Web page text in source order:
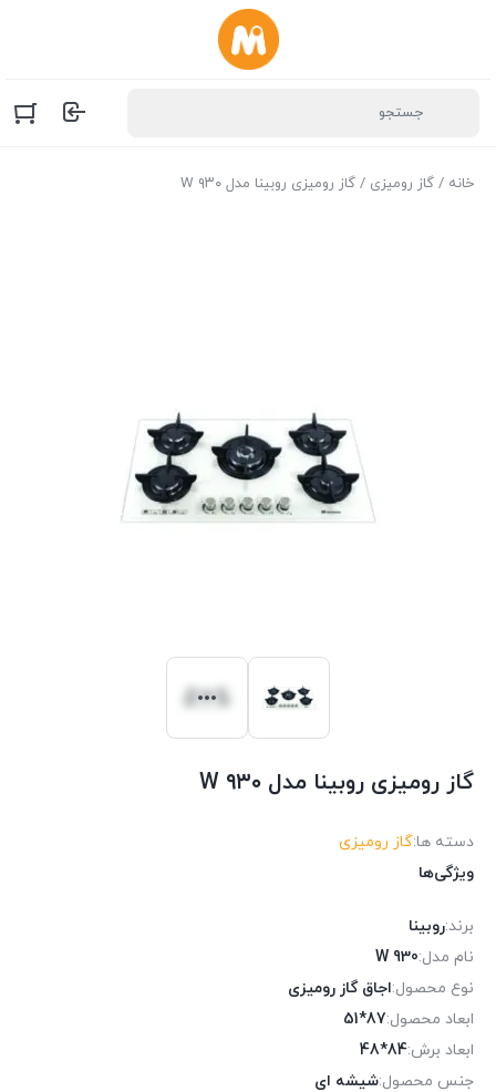
خانه / گاز رومیزی / گاز رومیزی روبینا مدل ۹۳۰ W
گاز رومیزی روبینا مدل ۹۳۰ W
دسته ها:گاز رومیزی
ویژگی‌ها
برند:روبینا
نام مدل:930 W
نوع محصول:اجاق گاز رومیزی
ابعاد محصول:87*51
ابعاد برش:84*48
جنس محصول:شیشه ای